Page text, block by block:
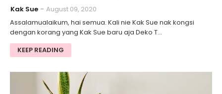
Kak Sue
August 09, 2020
Assalamualaikum, hai semua. Kali nie Kak Sue nak kongsi
dengan korang yang Kak Sue baru aja Deko T…
KEEP READING